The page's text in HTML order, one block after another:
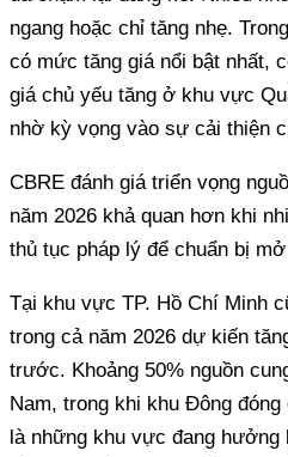
ngang hoặc chỉ tăng nhẹ.
có mức tăng giá nổi bật nhất,
giá chủ yếu tăng ở khu vực
nhờ kỳ vọng vào sự cải thiện
CBRE đánh giá triển vọng
năm 2026 khả quan hơn khi
thủ tục pháp lý để chuẩn bị
Tại khu vực TP. Hồ Chí Minh
trong cả năm 2026 dự kiến
trước. Khoảng 50% nguồn
Nam, trong khi khu Đông
là những khu vực đang